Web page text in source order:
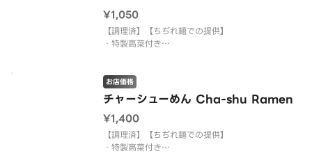
ん。
¥1,050
【調理済】【ちぢれ麺での提供】
・特製高菜付き
ります。
・背脂の増量、減量、麺の種類を変更する対応はで
きません。
・にんにく、ごま、紅生姜を入れることはできませ
ん。
チャーシューめん Cha-shu Ramen
お店価格
¥1,400
【調理済】【ちぢれ麺での提供】
・特製高菜付き